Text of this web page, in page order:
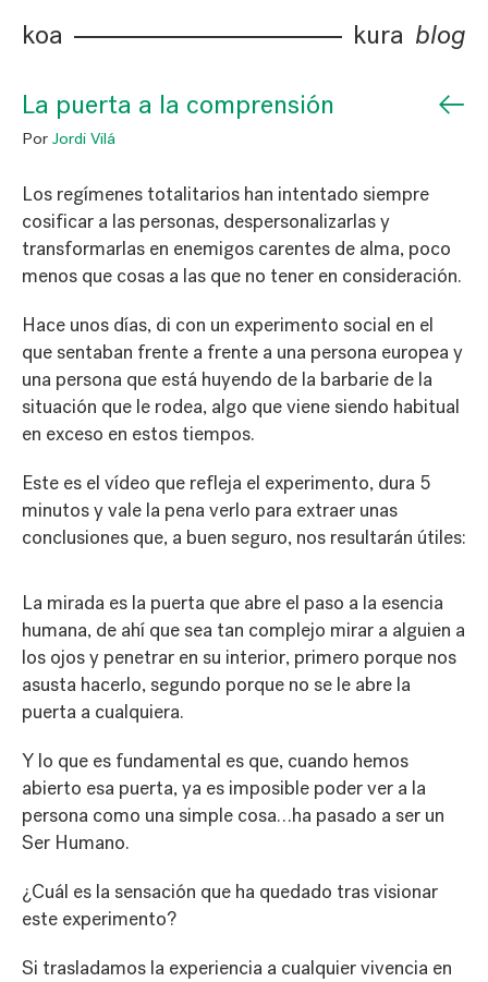
koa kura blog
La puerta a la comprensión ←
Por Jordi Vilá
Los regímenes totalitarios han intentado siempre
cosificar a las personas, despersonalizarlas y
transformarlas en enemigos carentes de alma, poco
menos que cosas a las que no tener en consideración.
Hace unos días, di con un experimento social en el
que sentaban frente a frente a una persona europea y
una persona que está huyendo de la barbarie de la
situación que le rodea, algo que viene siendo habitual
en exceso en estos tiempos.
Este es el vídeo que refleja el experimento, dura 5
minutos y vale la pena verlo para extraer unas
conclusiones que, a buen seguro, nos resultarán útiles:
PLAY
La mirada es la puerta que abre el paso a la esencia
humana, de ahí que sea tan complejo mirar a alguien a
los ojos y penetrar en su interior, primero porque nos
asusta hacerlo, segundo porque no se le abre la
puerta a cualquiera.
Y lo que es fundamental es que, cuando hemos
abierto esa puerta, ya es imposible poder ver a la
persona como una simple cosa…ha pasado a ser un
Ser Humano.
¿Cuál es la sensación que ha quedado tras visionar
este experimento?
Si trasladamos la experiencia a cualquier vivencia en